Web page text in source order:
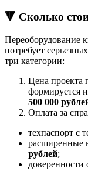
🔻 Сколько
Переоборудование
потребует
три категории:
Цена проекта
формируется
500 000
Оплата за
техпаспорт с
расширенные
рублей;
доверенности